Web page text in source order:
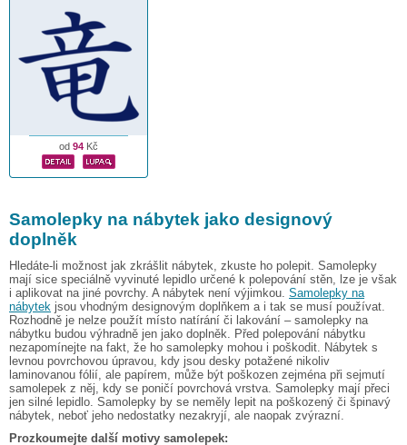
od 94 Kč
Samolepky na nábytek jako designový
doplněk
Hledáte-li možnost jak zkrášlit nábytek, zkuste ho polepit. Samolepky
mají sice speciálně vyvinuté lepidlo určené k polepování stěn, lze je však
i aplikovat na jiné povrchy. A nábytek není výjimkou. Samolepky na
nábytek jsou vhodným designovým doplňkem a i tak se musí používat.
Rozhodně je nelze použít místo natírání či lakování – samolepky na
nábytku budou výhradně jen jako doplněk. Před polepování nábytku
nezapomínejte na fakt, že ho samolepky mohou i poškodit. Nábytek s
levnou povrchovou úpravou, kdy jsou desky potažené nikoliv
laminovanou fólií, ale papírem, může být poškozen zejména při sejmutí
samolepek z něj, kdy se poničí povrchová vrstva. Samolepky mají přeci
jen silné lepidlo. Samolepky by se neměly lepit na poškozený či špinavý
nábytek, neboť jeho nedostatky nezakryjí, ale naopak zvýrazní.
Prozkoumejte další motivy samolepek: